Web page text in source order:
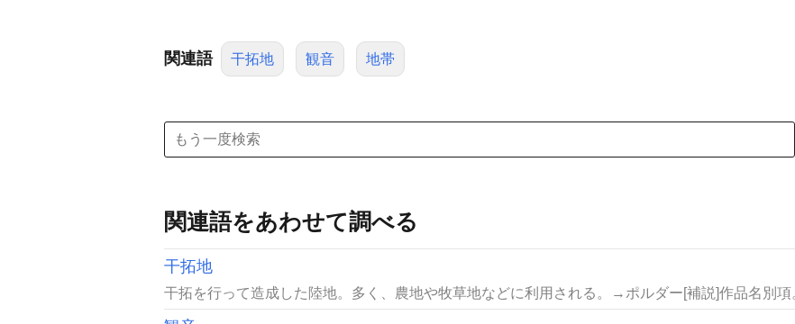
関連語 干拓地 観音 地帯
関連語をあわせて調べる
干拓地
干拓を行って造成した陸地。多く、農地や牧草地などに利用される。→ポルダー[補説]作品名別項